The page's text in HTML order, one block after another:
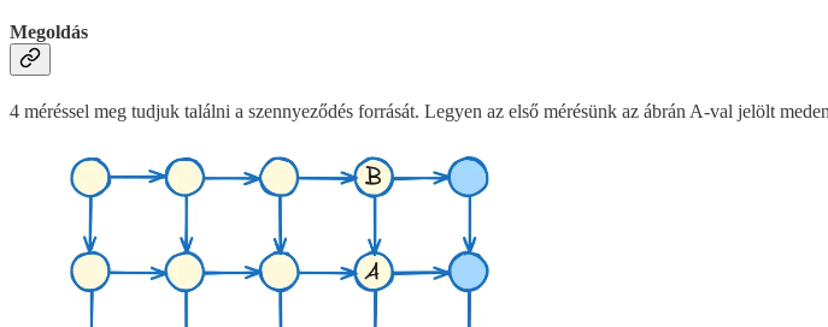
Megoldás
4 méréssel meg tudjuk találni a szennyeződés forrását. Legyen az első mérésünk az ábrán A-val jelölt